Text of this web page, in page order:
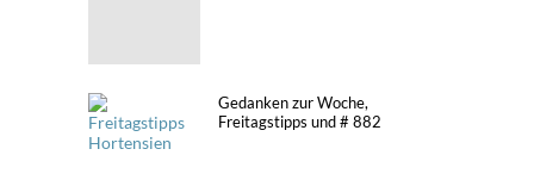
Gedanken zur Woche,
Freitagstipps und # 882